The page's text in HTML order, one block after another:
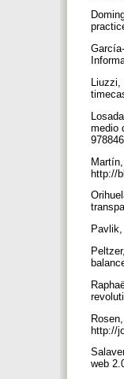
medio
http://
http://
web